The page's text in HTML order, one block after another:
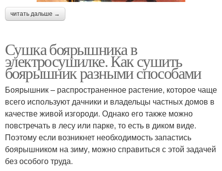
читать дальше →
Сушка боярышника в
электросушилке. Как сушить
боярышник разными способами
Боярышник – распространенное растение, которое чаще
всего используют дачники и владельцы частных домов в
качестве живой изгороди. Однако его также можно
повстречать в лесу или парке, то есть в диком виде.
Поэтому если возникнет необходимость запастись
боярышником на зиму, можно справиться с этой задачей
без особого труда.